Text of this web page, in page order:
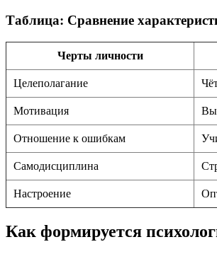
Таблица: Сравнение
Черты личности
Целеполагание
Мотивация
Отношение к ошибкам
Самодисциплина
Настроение
Как формируется